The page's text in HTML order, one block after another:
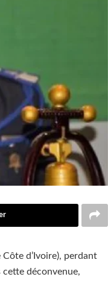
d’Ivoire), perdant
déconvenue,